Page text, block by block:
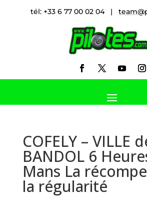
tél: +33 6 77 00 02 04 |
COFELY – VILLE
BANDOL 6
Mans La
la régularité